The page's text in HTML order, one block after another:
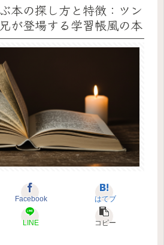
本の探し方と特徴：ツン
が登場する学習帳風の本
Facebook はてブ
LINE コピー